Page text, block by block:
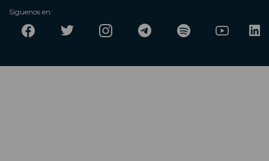
Síguenos en: